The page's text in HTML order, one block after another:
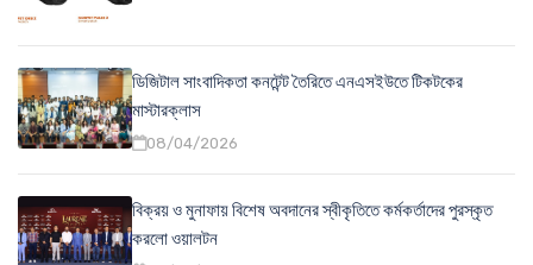
ডিজিটাল সাংবাদিকতা কনটেন্ট তৈরিতে এনএসইউতে টিকটকের
মাস্টারক্লাস
08/04/2026
বিক্রয় ও মুনাফায় বিশেষ অবদানের স্বীকৃতিতে কর্মকর্তাদের পুরস্কৃত
করলো ওয়ালটন